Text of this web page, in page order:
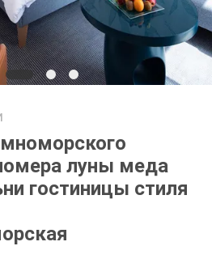
луны меда
гостиницы стиля